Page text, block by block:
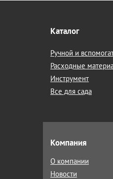
Каталог
Ручной и
Расходные
Инструмент
Все для сада
Компания
О компании
Новости